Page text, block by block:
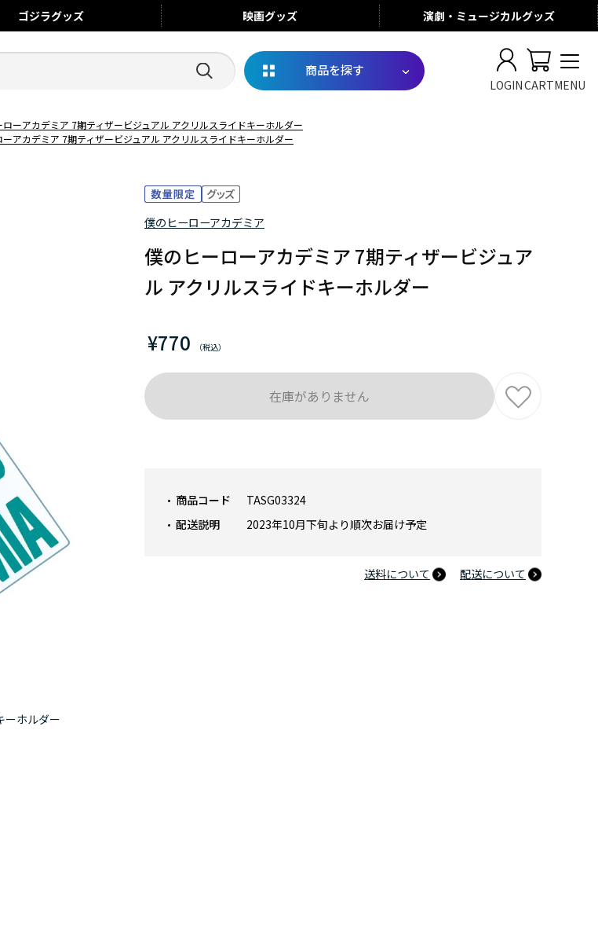
ゴジラグッズ 映画グッズ 演劇・ミュージカルグッズ
商品を探す
LOGINCARTMENU
ーアカデミア 7期ティザービジュアル アクリルスライドキーホルダー
アカデミア 7期ティザービジュアル アクリルスライドキーホルダー
ーホルダー
僕のヒーローアカデミア
僕のヒーローアカデミア 7期ティザービジュア
ル アクリルスライドキーホルダー
¥770
商品コード
TASG03324
配送説明
2023年10月下旬より順次お届け予定
送料について 配送について
在庫がありません